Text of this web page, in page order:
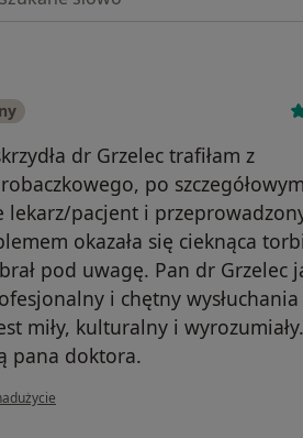
dr Grzelec trafiłam z
po szczegółowym
pacjent i
okazała się cieknąca
pod uwagę. Pan dr Grzelec
i chętny wysłuchania
miły, kulturalny i wyrozumiały.
pana doktora.
użytkownika K.S.